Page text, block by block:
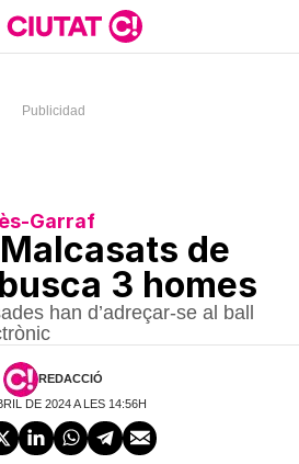
Garraf
de
3 homes
han d’adreçar-se al ball
REDACCIÓ
DE 2024 A LES 14:56H